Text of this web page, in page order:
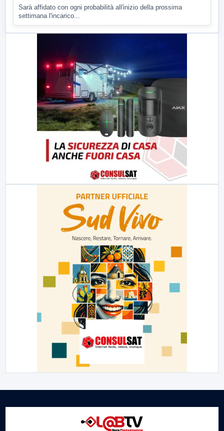
Sarà affidato con ogni probabilità all'inizio della prossima
settimana l'incarico...